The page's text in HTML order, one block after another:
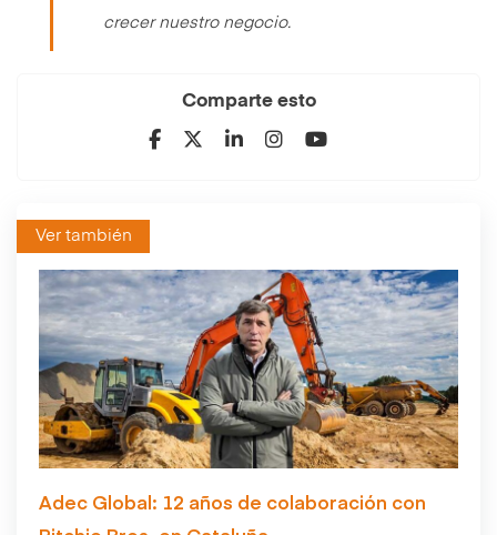
crecer nuestro negocio.
Comparte esto
Ver también
Adec Global: 12 años de colaboración con